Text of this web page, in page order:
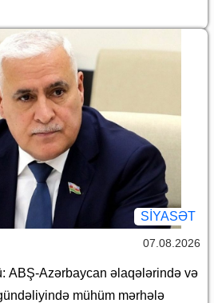
SİYASƏT
07.08.2026
ABŞ-Azərbaycan əlaqələrində və
mühüm mərhələ